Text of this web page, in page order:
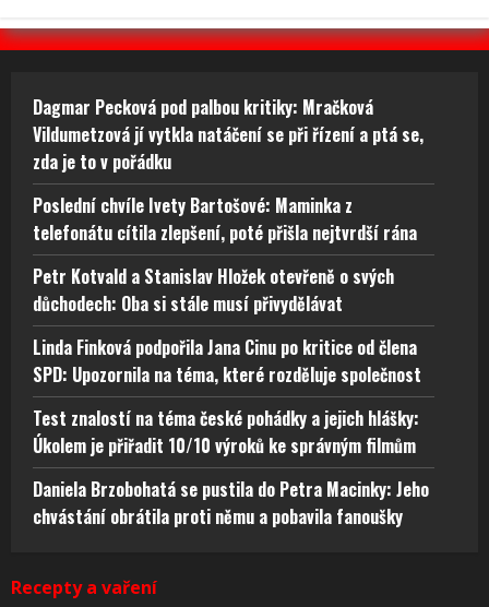
Dagmar Pecková pod palbou kritiky: Mračková
Vildumetzová jí vytkla natáčení se při řízení a ptá se,
zda je to v pořádku
Poslední chvíle Ivety Bartošové: Maminka z
telefonátu cítila zlepšení, poté přišla nejtvrdší rána
Petr Kotvald a Stanislav Hložek otevřeně o svých
důchodech: Oba si stále musí přivydělávat
Linda Finková podpořila Jana Cinu po kritice od člena
SPD: Upozornila na téma, které rozděluje společnost
Test znalostí na téma české pohádky a jejich hlášky:
Úkolem je přiřadit 10/10 výroků ke správným filmům
Daniela Brzobohatá se pustila do Petra Macinky: Jeho
chvástání obrátila proti němu a pobavila fanoušky
Recepty a vaření